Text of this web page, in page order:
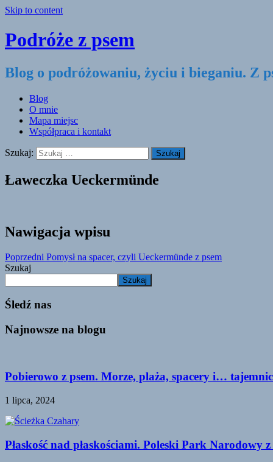
Skip to content
Podróże z psem
Blog o podróżowaniu, życiu i bieganiu. Z
Blog
O mnie
Mapa miejsc
Współpraca i kontakt
Szukaj:
Ławeczka Ueckermünde
Nawigacja wpisu
Poprzedni Pomysł na spacer, czyli Ueckermünde z psem
Szukaj
Szukaj
Śledź nas
Najnowsze na blogu
Pobierowo z psem. Morze, plaża, spacery i…
1 lipca, 2024
Płaskość nad płaskościami. Poleski Park Narodowy z